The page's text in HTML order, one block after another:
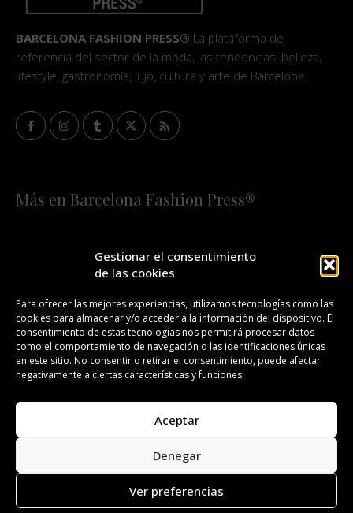
Gestionar el consentimiento
de las cookies
Para ofrecer las mejores experiencias, utilizamos tecnologías como las
cookies para almacenar y/o acceder a la información del dispositivo. El
consentimiento de estas tecnologías nos permitirá procesar datos
como el comportamiento de navegación o las identificaciones únicas
en este sitio. No consentir o retirar el consentimiento, puede afectar
negativamente a ciertas características y funciones.
Aceptar
Denegar
Ver preferencias
BARCELONA FASHION PRESS® La plataforma de
referencia del sector de la moda, las tendencias, belleza,
lifestyle, gastronomía, lujo, cultura y arte de Barcelona.
Más en Barcelona Fashion Press®
¡SUSCRÍBETE A NUESTRA FASHION NEWS!
CONTACTO REDACCIÓN PUBLICIDAD
ISSN 2385-4839 DL B 27443-2014
Todos los derechos reservados. Copyright 2008-2024.
Barcelona Fashion Press®/™ es una marca registrada.